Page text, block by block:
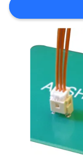
মামলা